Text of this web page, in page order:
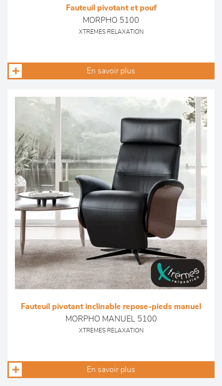
Fauteuil pivotant et pouf
MORPHO 5100
XTREMES RELAXATION
En savoir plus
Fauteuil pivotant inclinable repose-pieds manuel
MORPHO MANUEL 5100
XTREMES RELAXATION
En savoir plus